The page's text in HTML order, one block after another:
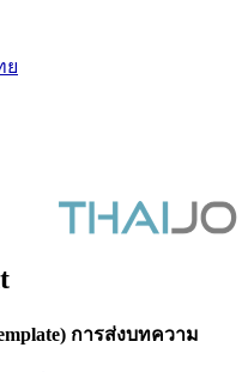
ย
การส่งบทความ